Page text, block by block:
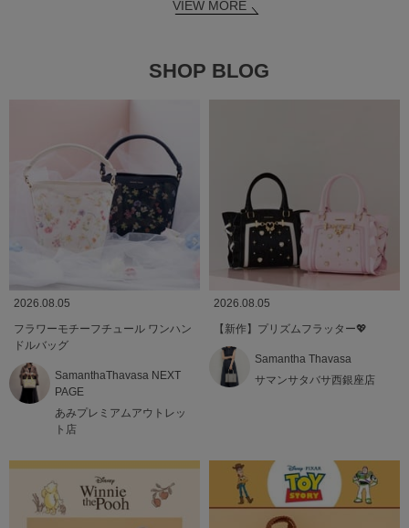
VIEW MORE
SHOP BLOG
2026.08.05
フラワーモチーフチュール ワンハン
ドルバッグ
SamanthaThavasa NEXT
PAGE
あみプレミアムアウトレッ
ト店
2026.08.05
【新作】プリズムフラッター💖
Samantha Thavasa
サマンサタバサ西銀座店